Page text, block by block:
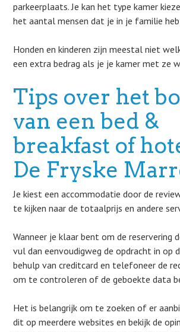
parkeerplaats. Je kan het type kamer
het aantal mensen dat je in je familie
Honden en kinderen zijn meestal niet
een extra bedrag als je je kamer met ze
Tips over het
van een bed &
breakfast of
De Fryske
Je kiest een accommodatie door de
te kijken naar de totaalprijs en andere
Wanneer je klaar bent om de reservering
vul dan eenvoudigweg de opdracht in op
behulp van creditcard en telefoneer de
om te controleren of de geboekte data
Het is belangrijk om te zoeken of er
dit op meerdere websites en bekijk de